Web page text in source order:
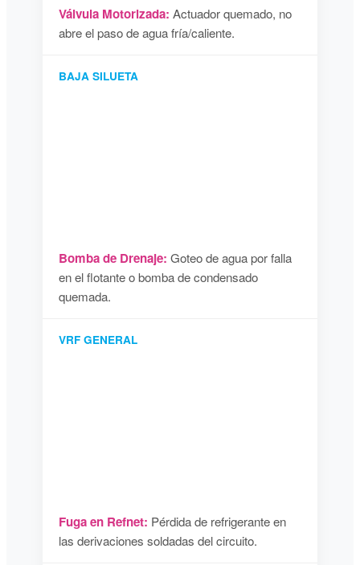
Válvula Motorizada: Actuador quemado, no
abre el paso de agua fría/caliente.
BAJA SILUETA
Bomba de Drenaje: Goteo de agua por falla
en el flotante o bomba de condensado
quemada.
VRF GENERAL
Fuga en Refnet: Pérdida de refrigerante en
las derivaciones soldadas del circuito.